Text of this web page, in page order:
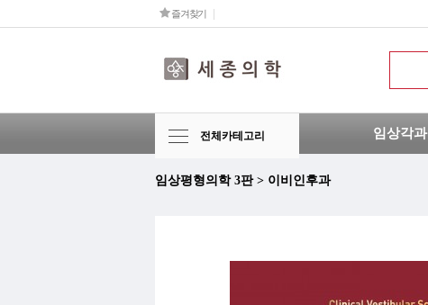
즐겨찾기
전체카테고리 임상각과
임상평형의학 3판 > 이비인후과